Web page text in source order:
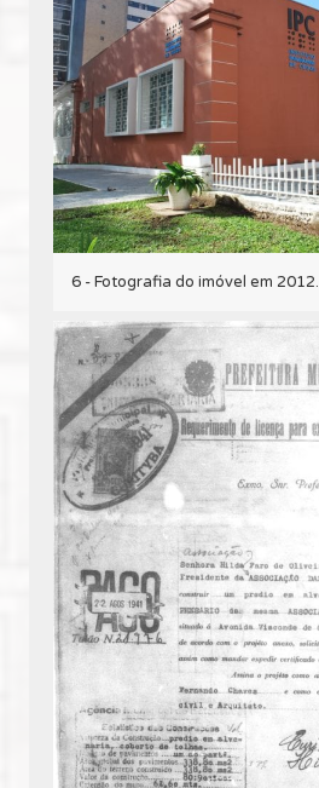
6 - Fotografia do imóvel em 2012.